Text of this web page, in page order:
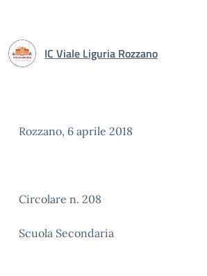
IC Viale Liguria Rozzano
Rozzano, 6 aprile 2018
Circolare n. 208
Scuola Secondaria